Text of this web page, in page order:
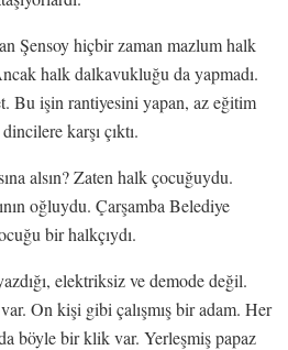
Şensoy hiçbir zaman mazlum halk
halk dalkavukluğu da yapmadı.
Bu işin rantiyesini yapan, az eğitim
karşı çıktı.
alsın? Zaten halk çocuğuydu.
oğluydu. Çarşamba Belediye
bir halkçıydı.
elektriksiz ve demode değil.
On kişi gibi çalışmış bir adam. Her
böyle bir klik var. Yerleşmiş papaz